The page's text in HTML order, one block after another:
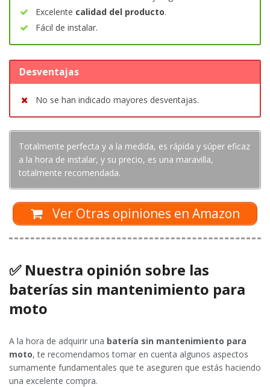
Excelente calidad del producto.
Fácil de instalar.
Desventajas
No se han indicado mayores desventajas.
Totalmente perfecta y a la medida, es rápida y súper eficaz
a la hora de instalar, y su precio, es una maravilla,
totalmente recomendada.
Ver Otras opiniones en Amazon
✅ Nuestra opinión sobre las
baterías sin mantenimiento para
moto
A la hora de adquirir una batería sin mantenimiento para
moto, te recomendamos tomar en cuenta algunos aspectos
sumamente fundamentales que te aseguren que estás haciendo
una excelente compra.